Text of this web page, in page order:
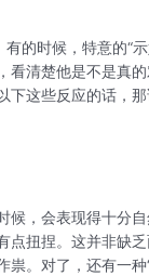
有的时候，特意的“
看清楚他是不是真
下这些反应的话，
候，会表现得十分
点扭捏。这并非缺
祟。对了，还有一种